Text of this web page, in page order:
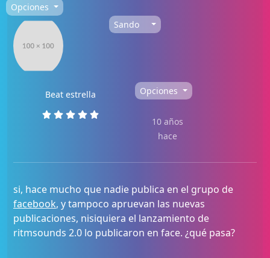
Opciones
Sando
Beat estrella Opciones
10 años
hace
si, hace mucho que nadie publica en el grupo de
facebook, y tampoco apruevan las nuevas
publicaciones, nisiquiera el lanzamiento de
ritmsounds 2.0 lo publicaron en face. ¿qué pasa?